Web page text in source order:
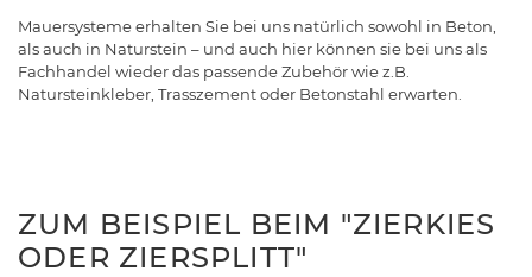
Mauersysteme erhalten Sie bei uns natürlich sowohl in Beton,
als auch in Naturstein – und auch hier können sie bei uns als
Fachhandel wieder das passende Zubehör wie z.B.
Natursteinkleber, Trasszement oder Betonstahl erwarten.
ZUM BEISPIEL BEIM "ZIERKIES
ODER ZIERSPLITT"